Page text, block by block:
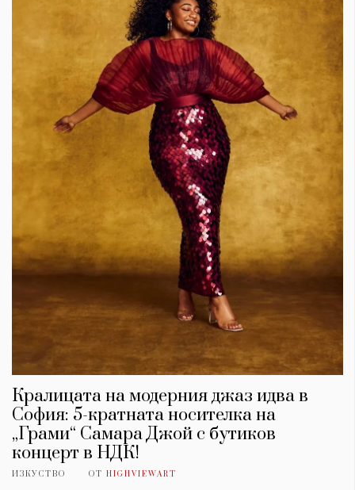
Кралицата на модерния джаз идва в
София: 5-кратната носителка на
„Грами“ Самара Джой с бутиков
концерт в НДК!
ИЗКУСТВО ОТ HIGHVIEWART